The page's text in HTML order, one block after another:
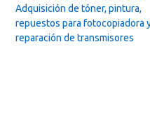
navigation
Adquisición de tóner, pintura,
repuestos para fotocopiadora
reparación de transmisores